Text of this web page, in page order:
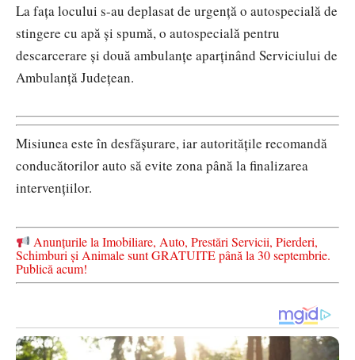
La fața locului s-au deplasat de urgență o autospecială de
stingere cu apă și spumă, o autospecială pentru
descarcerare și două ambulanțe aparținând Serviciului de
Ambulanță Județean.
Misiunea este în desfășurare, iar autoritățile recomandă
conducătorilor auto să evite zona până la finalizarea
intervențiilor.
Anunțurile la Imobiliare, Auto, Prestări Servicii, Pierderi,
Schimburi și Animale sunt GRATUITE până la 30 septembrie.
Publică acum!